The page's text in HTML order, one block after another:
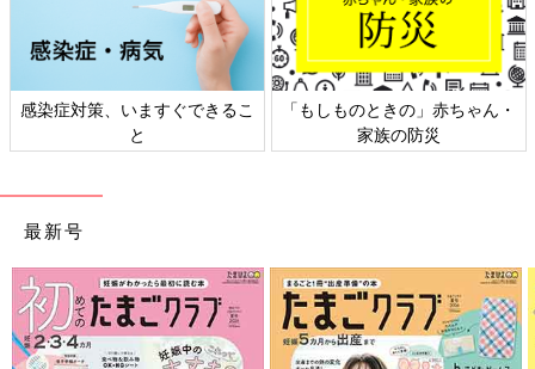
きるこ
「もしものときの」赤ちゃん・
日本外来小児科学会リ
ト検討会
最新号